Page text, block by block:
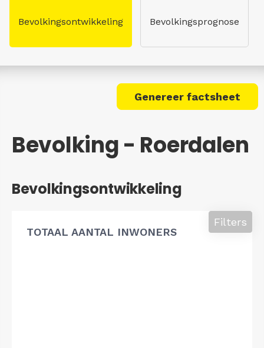
Bevolkingsontwikkeling Bevolkingsprognose
Genereer factsheet
Bevolking - Roerdalen
Bevolkingsontwikkeling
TOTAAL AANTAL INWONERS
Filters